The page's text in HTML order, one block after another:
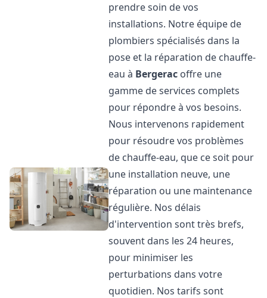
prendre soin de vos
installations. Notre équipe de
plombiers spécialisés dans la
pose et la réparation de chauffe-
eau à Bergerac offre une
gamme de services complets
pour répondre à vos besoins.
Nous intervenons rapidement
pour résoudre vos problèmes
de chauffe-eau, que ce soit pour
une installation neuve, une
réparation ou une maintenance
régulière. Nos délais
d'intervention sont très brefs,
souvent dans les 24 heures,
pour minimiser les
perturbations dans votre
quotidien. Nos tarifs sont